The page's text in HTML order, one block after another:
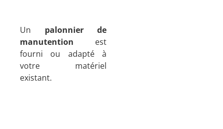
Un palonnier de
manutention est
fourni ou adapté à
votre matériel
existant.